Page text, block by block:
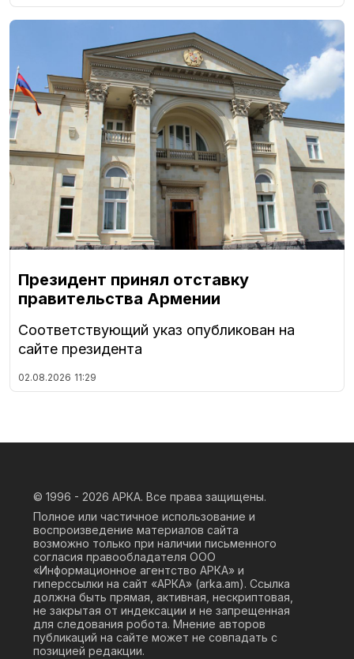
Президент принял отставку
правительства Армении
Соответствующий указ опубликован на
сайте президента
02.08.2026 11:29
© 1996 - 2026 АРКА. Все права защищены.
Полное или частичное использование и
воспроизведение материалов сайта
возможно только при наличии письменного
согласия правообладателя ООО
«Информационное агентство АРКА» и
гиперссылки на сайт «АРКА» (arka.am). Ссылка
должна быть прямая, активная, нескриптовая,
не закрытая от индексации и не запрещенная
для следования робота. Мнение авторов
публикаций на сайте может не совпадать с
позицией редакции.